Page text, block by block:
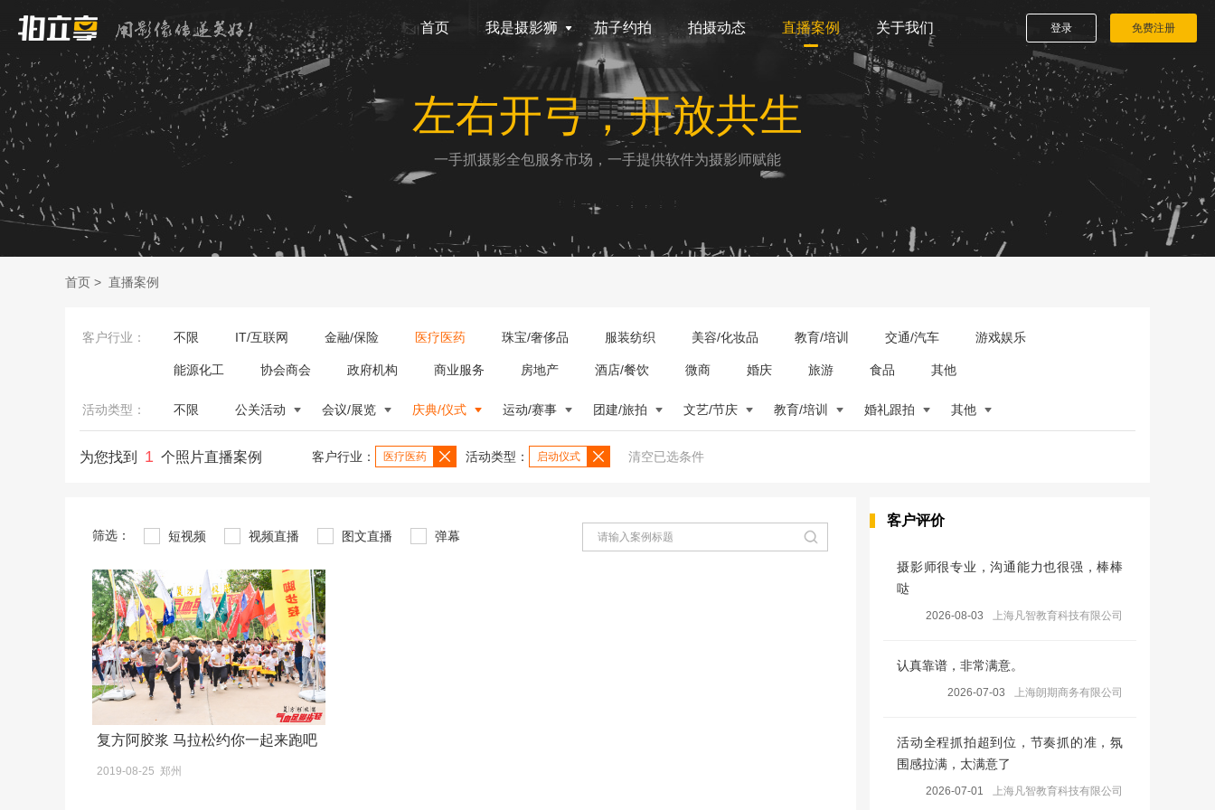
首页 我是摄影狮 茄子约拍 拍摄动态 直播案例 关于我们 登录 免费注册
左右开弓，开放共生
一手抓摄影全包服务市场，一手提供软件为摄影师赋能
首页 > 直播案例
客户行业： 不限 IT/互联网 金融/保险 医疗医药 珠宝/奢侈品 服装纺织 美容/化妆品 教育/培训 交通/汽车 游戏娱乐
能源化工 协会商会 政府机构 商业服务 房地产 酒店/餐饮 微商 婚庆 旅游 食品 其他
活动类型： 不限 公关活动 会议/展览 庆典/仪式 运动/赛事 团建/旅拍 文艺/节庆 教育/培训 婚礼跟拍 其他
为您找到 1 个照片直播案例 客户行业： 医疗医药 活动类型： 启动仪式 清空已选条件
筛选： 短视频 视频直播 图文直播 弹幕
复方阿胶浆 马拉松约你一起来跑吧
2019-08-25 郑州
客户评价
摄影师很专业，沟通能力也很强，棒棒
哒
2026-08-03 上海凡智教育科技有限公司
认真靠谱，非常满意。
2026-07-03 上海朗期商务有限公司
活动全程抓拍超到位，节奏抓的准，氛
围感拉满，太满意了
2026-07-01 上海凡智教育科技有限公司